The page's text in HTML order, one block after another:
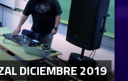
DICIEMBRE 2019